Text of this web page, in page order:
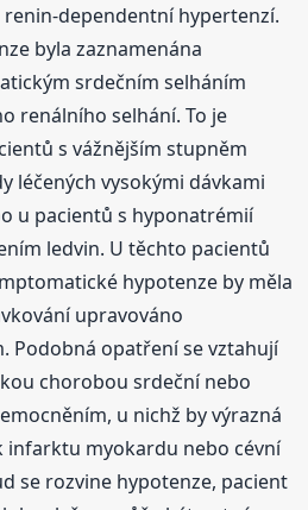
renin-dependentní hypertenzí.
byla zaznamenána
srdečním selháním
renálního selhání. To je
s vážnějším stupněm
léčených vysokými dávkami
u pacientů s hyponatrémií
ledvin. U těchto pacientů
hypotenze by měla
upravováno
Podobná opatření se vztahují
chorobou srdeční nebo
u nichž by výrazná
infarktu myokardu nebo cévní
se rozvine hypotenze, pacient